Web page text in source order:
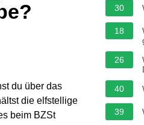
du über das
die elfstellige
beim BZSt
30
18
26
40
39